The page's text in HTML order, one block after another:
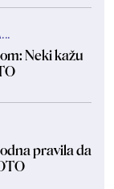
Neki kažu
pravila da